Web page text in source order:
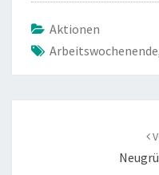
Aktionen
Arbeitswochenende